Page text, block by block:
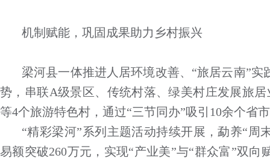
机制赋能，巩固成果助力乡村振兴
梁河县一体推进人居环境改善、“旅居云南”
势，串联A级景区、传统村落、绿美村庄发展旅
等4个旅游特色村，通过“三节同办”吸引10余个省
“精彩梁河”系列主题活动持续开展，勐养“周
易额突破260万元，实现“产业美”与“群众富”双